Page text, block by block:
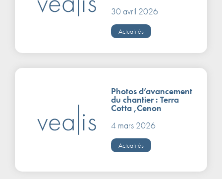
30 avril 2026
Actualités
Photos d’avancement
du chantier : Terra
Cotta ,Cenon
4 mars 2026
Actualités